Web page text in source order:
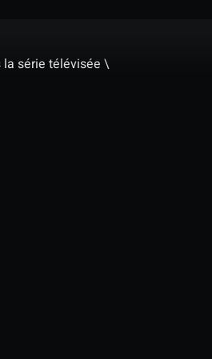
la série télévisée \